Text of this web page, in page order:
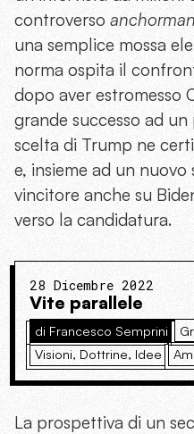
controverso anchorman
una semplice mossa
norma ospita il
dopo aver estromesso
grande successo ad
scelta di Trump ne
e, insieme ad un
vincitore anche su
verso la candidatura.
28 Dicembre 2022
Vite parallele
di Francesco Semprini
Visioni, Dottrine, Idee
La prospettiva di un